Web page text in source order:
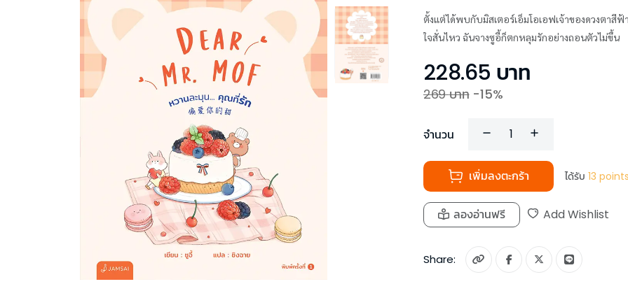
ตั้งแต่ได้พบกับมิสเตอร์เอ็มโอเอฟเจ้าของดวงตาสี
ใจสั่นไหว ฉันจางซูอี้ก็ตกหลุมรักอย่างถอนตัวไม่ขึ้น
228.65 บาท
269บาท -15%
จำนวน
เพิ่มลงตะกร้า ได้รับ 13 points
ลองอ่านฟรี Add Wishlist
Share: